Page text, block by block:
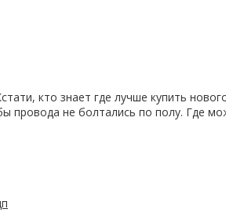
кто знает где лучше купить
провода не болтались по полу. Где